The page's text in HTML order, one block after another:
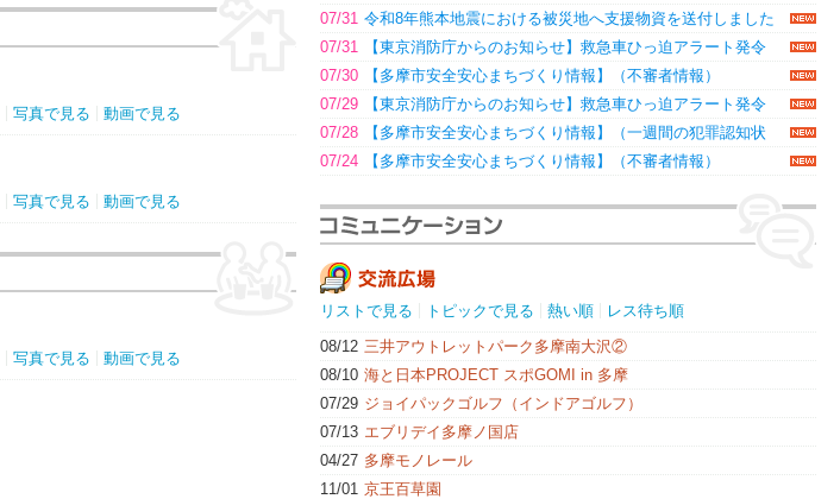
写真で見る 動画で見る
写真で見る 動画で見る
写真で見る 動画で見る
07/31 令和8年熊本地震における被災地へ支援物資を送付しました
07/31
【東京消防庁からのお知らせ】救急車ひっ迫アラート発令
07/30
【多摩市安全安心まちづくり情報】（不審者情報）
07/29
【東京消防庁からのお知らせ】救急車ひっ迫アラート発令
07/28
【多摩市安全安心まちづくり情報】（一週間の犯罪認知状
07/24 【多摩市安全安心まちづくり情報】（不審者情報）
リストで見る トピックで見る 熱い順
レス待ち順
08/12 三井アウトレットパーク多摩南大沢②
08/10 海と日本PROJECT スポGOMI in 多摩
07/29 ジョイパックゴルフ（インドアゴルフ）
07/13 エブリデイ多摩ノ国店
04/27 多摩モノレール
11/01 京王百草園